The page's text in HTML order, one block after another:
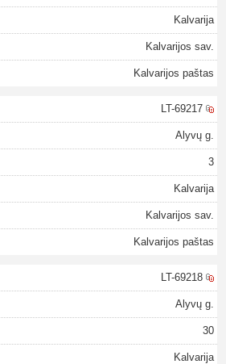
Kalvarija
Kalvarijos sav.
Kalvarijos paštas
LT-69217
Alyvų g.
3
Kalvarija
Kalvarijos sav.
Kalvarijos paštas
LT-69218
Alyvų g.
30
Kalvarija